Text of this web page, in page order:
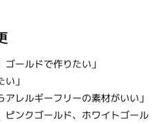
ゴールドで作りたい」
」
アレルギーフリーの素材がいい」
ピンクゴールド、ホワイトゴール